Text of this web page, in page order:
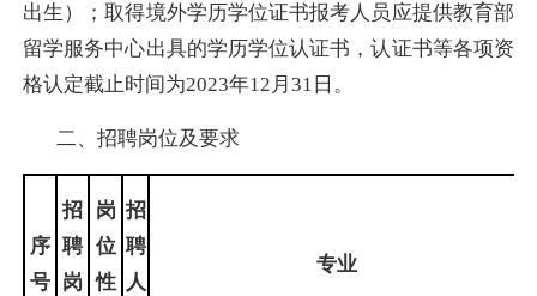
出生）；取得境外学历学位证书报考人员应提供教育部
留学服务中心出具的学历学位认证书，认证书等各项资
格认定截止时间为2023年12 月 31 日。
二、招聘岗位及要求
序
号
招
聘
岗
岗
位
性
招
聘
人
专业